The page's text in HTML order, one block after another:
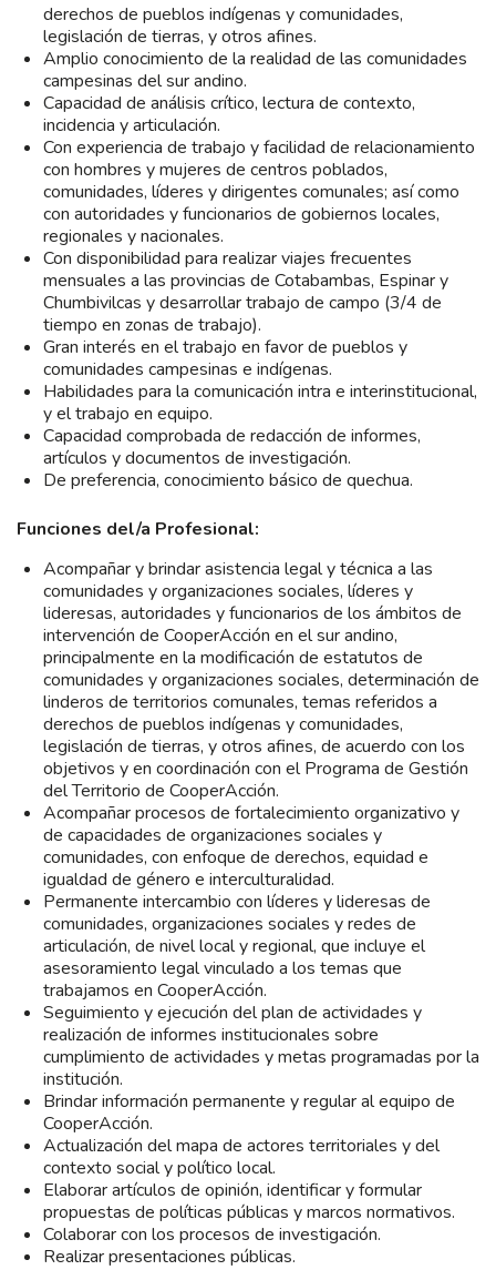
derechos de pueblos indígenas y comunidades,
legislación de tierras, y otros afines.
Amplio conocimiento de la realidad de las comunidades
campesinas del sur andino.
Capacidad de análisis crítico, lectura de contexto,
incidencia y articulación.
Con experiencia de trabajo y facilidad de relacionamiento
con hombres y mujeres de centros poblados,
comunidades, líderes y dirigentes comunales; así como
con autoridades y funcionarios de gobiernos locales,
regionales y nacionales.
Con disponibilidad para realizar viajes frecuentes
mensuales a las provincias de Cotabambas, Espinar y
Chumbivilcas y desarrollar trabajo de campo (3/4 de
tiempo en zonas de trabajo).
Gran interés en el trabajo en favor de pueblos y
comunidades campesinas e indígenas.
Habilidades para la comunicación intra e interinstitucional,
y el trabajo en equipo.
Capacidad comprobada de redacción de informes,
artículos y documentos de investigación.
De preferencia, conocimiento básico de quechua.
Funciones del/a Profesional:
Acompañar y brindar asistencia legal y técnica a las
comunidades y organizaciones sociales, líderes y
lideresas, autoridades y funcionarios de los ámbitos de
intervención de CooperAcción en el sur andino,
principalmente en la modificación de estatutos de
comunidades y organizaciones sociales, determinación de
linderos de territorios comunales, temas referidos a
derechos de pueblos indígenas y comunidades,
legislación de tierras, y otros afines, de acuerdo con los
objetivos y en coordinación con el Programa de Gestión
del Territorio de CooperAcción.
Acompañar procesos de fortalecimiento organizativo y
de capacidades de organizaciones sociales y
comunidades, con enfoque de derechos, equidad e
igualdad de género e interculturalidad.
Permanente intercambio con líderes y lideresas de
comunidades, organizaciones sociales y redes de
articulación, de nivel local y regional, que incluye el
asesoramiento legal vinculado a los temas que
trabajamos en CooperAcción.
Seguimiento y ejecución del plan de actividades y
realización de informes institucionales sobre
cumplimiento de actividades y metas programadas por la
institución.
Brindar información permanente y regular al equipo de
CooperAcción.
Actualización del mapa de actores territoriales y del
contexto social y político local.
Elaborar artículos de opinión, identificar y formular
propuestas de políticas públicas y marcos normativos.
Colaborar con los procesos de investigación.
Realizar presentaciones públicas.